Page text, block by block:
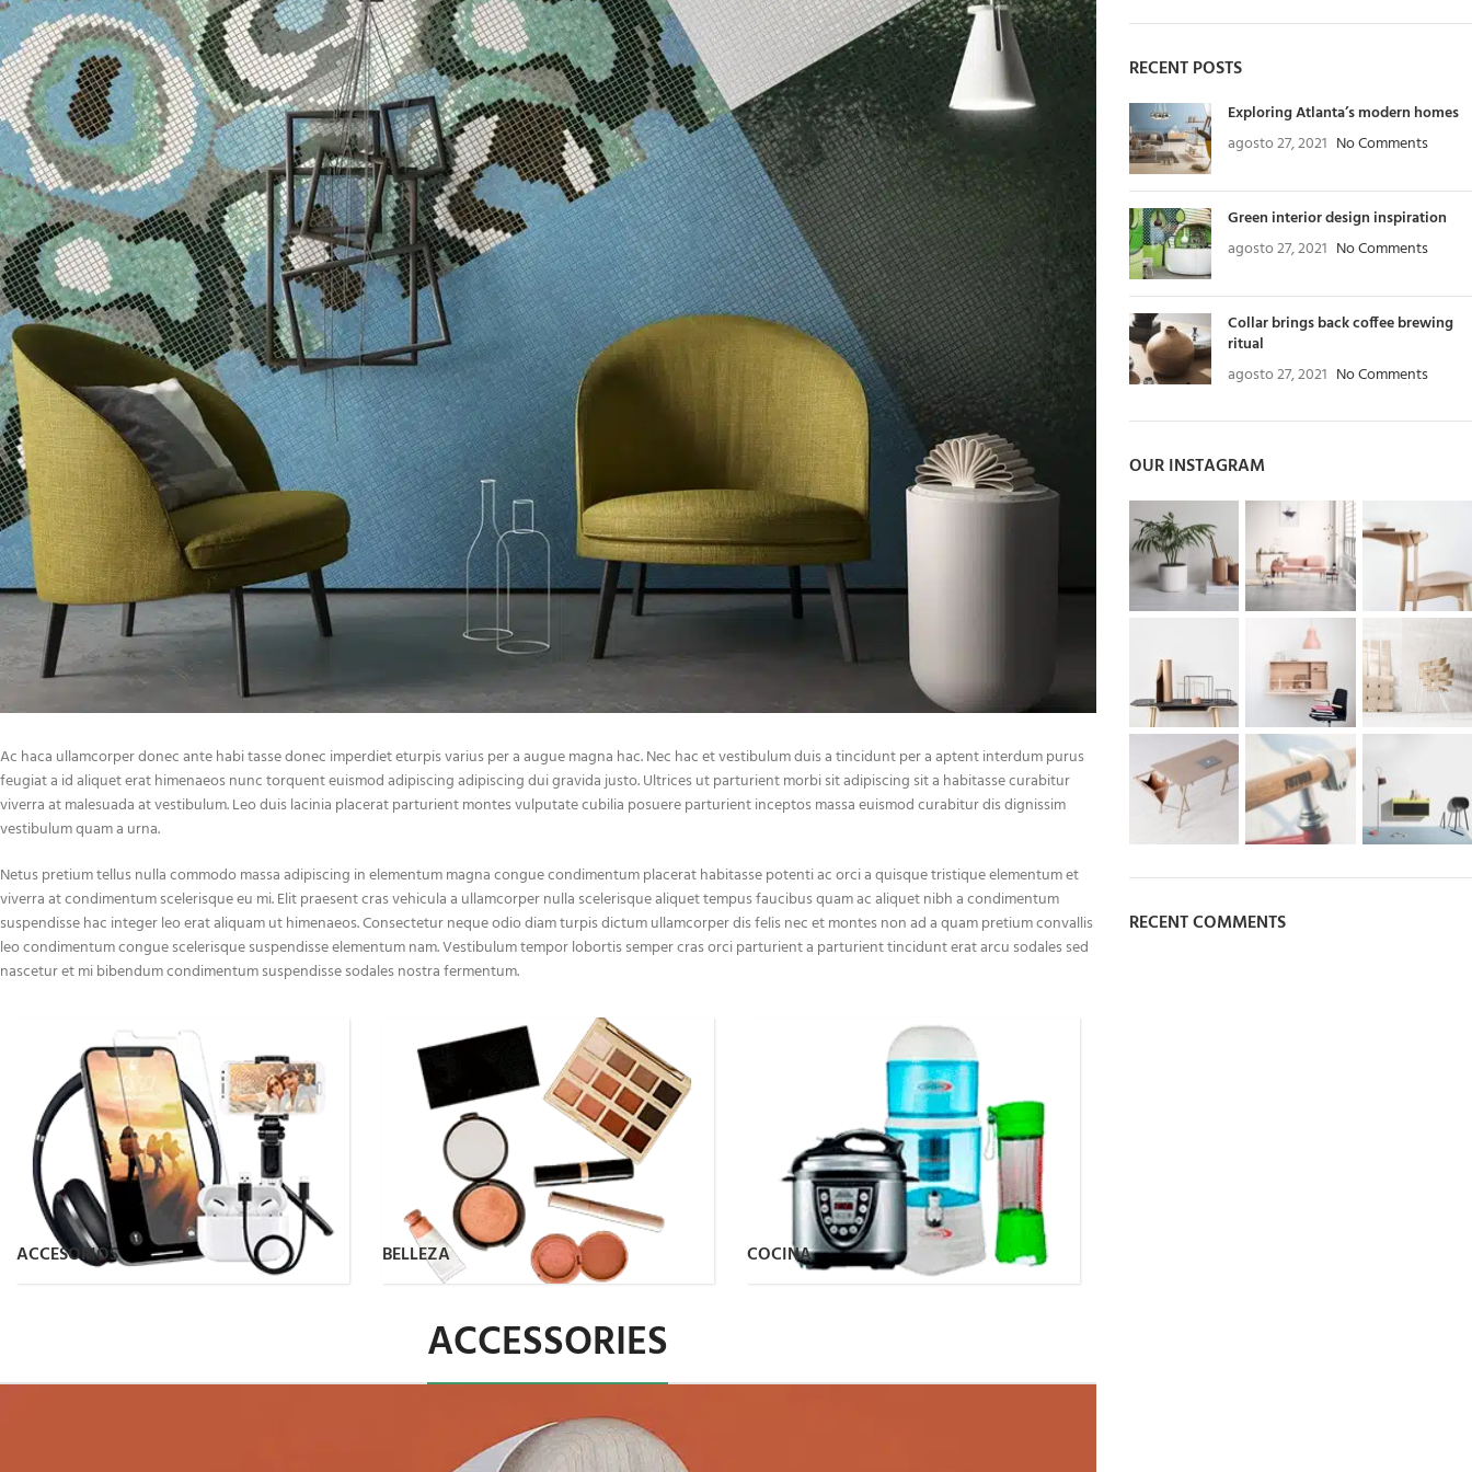
Ac haca ullamcorper donec ante habi tasse donec imperdiet eturpis varius per a augue magna hac. Nec hac et vestibulum duis a tincidunt per a aptent interdum purus
feugiat a id aliquet erat himenaeos nunc torquent euismod adipiscing adipiscing dui gravida justo. Ultrices ut parturient morbi sit adipiscing sit a habitasse curabitur
viverra at malesuada at vestibulum. Leo duis lacinia placerat parturient montes vulputate cubilia posuere parturient inceptos massa euismod curabitur dis dignissim
vestibulum quam a urna.
Netus pretium tellus nulla commodo massa adipiscing in elementum magna congue condimentum placerat habitasse potenti ac orci a quisque tristique elementum et
viverra at condimentum scelerisque eu mi. Elit praesent cras vehicula a ullamcorper nulla scelerisque aliquet tempus faucibus quam ac aliquet nibh a condimentum
suspendisse hac integer leo erat aliquam ut himenaeos. Consectetur neque odio diam turpis dictum ullamcorper dis felis nec et montes non ad a quam pretium convallis
leo condimentum congue scelerisque suspendisse elementum nam. Vestibulum tempor lobortis semper cras orci parturient a parturient tincidunt erat arcu sodales sed
nascetur et mi bibendum condimentum suspendisse sodales nostra fermentum.
ACCESORIOS BELLEZA COCINA
ACCESSORIES
RECENT POSTS
Exploring Atlanta’s modern homes
agosto 27, 2021 No Comments
Green interior design inspiration
agosto 27, 2021 No Comments
Collar brings back coffee brewing
ritual
agosto 27, 2021 No Comments
OUR INSTAGRAM
RECENT COMMENTS